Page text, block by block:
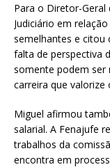
Para o Diretor-Geral
Judiciário em
semelhantes e citou
falta de perspectiva
somente podem ser
carreira que valorize
Miguel afirmou
salarial. A Fenajufe
trabalhos da
encontra em